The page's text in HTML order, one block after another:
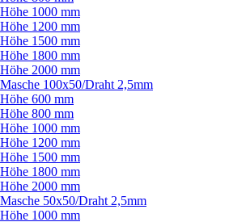
Höhe 1000 mm
Höhe 1200 mm
Höhe 1500 mm
Höhe 1800 mm
Höhe 2000 mm
Masche 100x50/Draht 2,5mm
Höhe 600 mm
Höhe 800 mm
Höhe 1000 mm
Höhe 1200 mm
Höhe 1500 mm
Höhe 1800 mm
Höhe 2000 mm
Masche 50x50/Draht 2,5mm
Höhe 1000 mm